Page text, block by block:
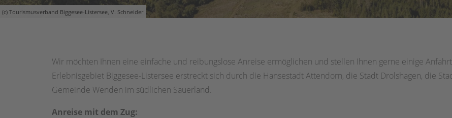
(c) Tourismusverband Biggesee-Listersee, V. Schneider
Wir möchten Ihnen eine einfache und reibungslose Anreise ermöglichen und stellen Ihnen gerne einige
Erlebnisgebiet Biggesee-Listersee erstreckt sich durch die Hansestadt Attendorn, die Stadt Drolshagen, die
Gemeinde Wenden im südlichen Sauerland.
Anreise mit dem Zug: